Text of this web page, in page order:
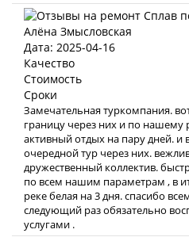
Алёна Змысловская
Дата: 2025-04-16
Качество
Стоимость
Сроки
Замечательная туркомпания.
границу через них и по
активный отдых на пару дней. и
очередной тур через них.
дружественный коллектив.
по всем нашим параметрам , в
реке белая на 3 дня. спасибо
следующий раз обязательно
услугами .